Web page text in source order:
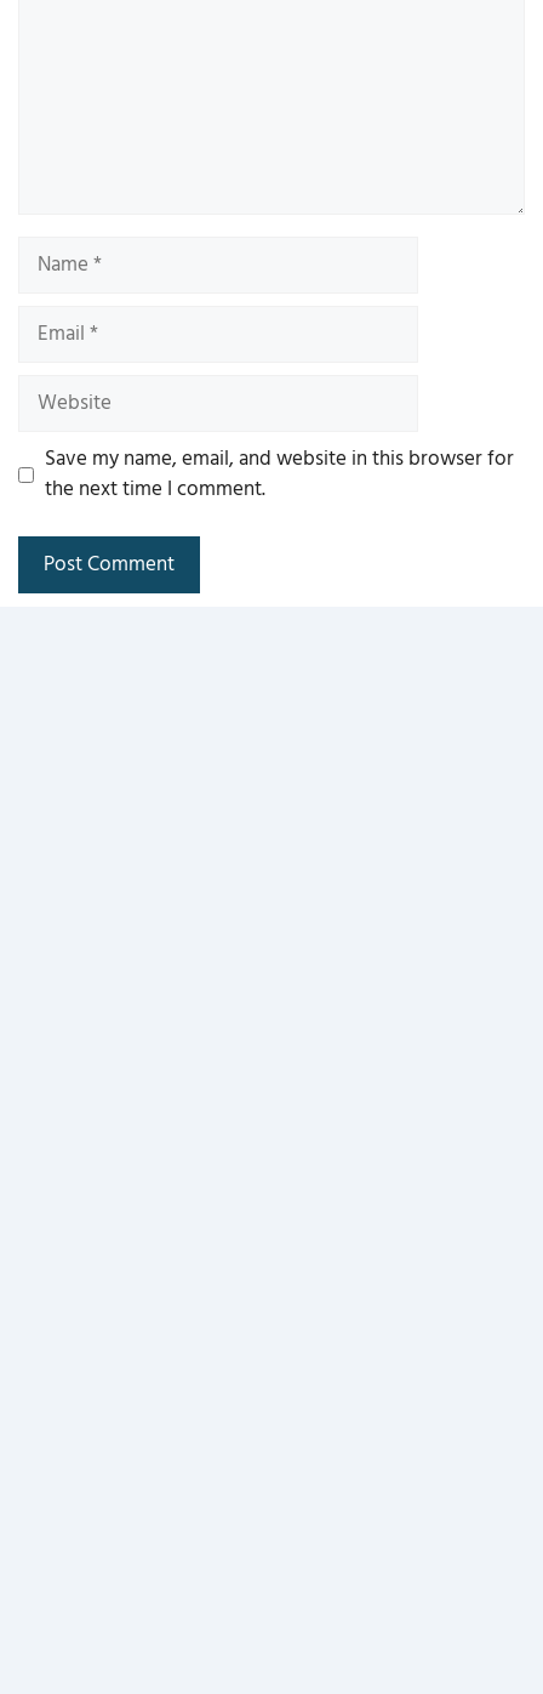
Name
Email
Website
Save my name, email, and website in this browser for
the next time I comment.